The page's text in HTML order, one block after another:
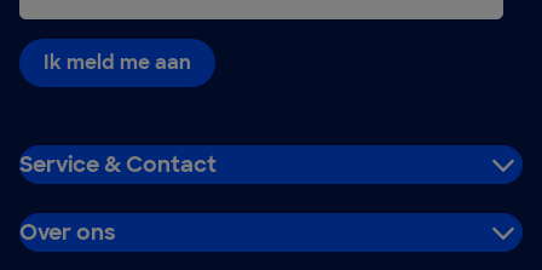
Ik meld me aan
Service & Contact
Over ons